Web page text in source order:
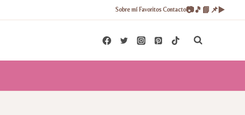
Sobre mí Favoritos Contacto📷🎵 📘 📌▶️